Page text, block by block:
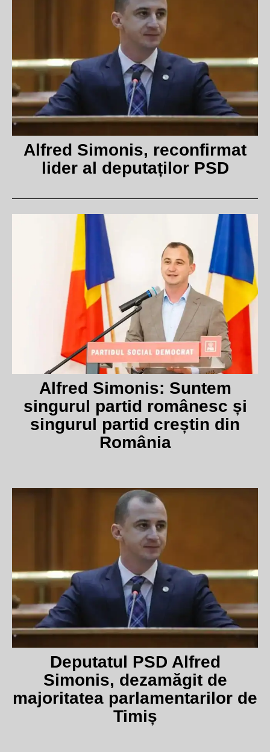
Alfred Simonis, reconfirmat
lider al deputaților PSD
Alfred Simonis: Suntem
singurul partid românesc și
singurul partid creștin din
România
Deputatul PSD Alfred
Simonis, dezamăgit de
majoritatea parlamentarilor de
Timiș